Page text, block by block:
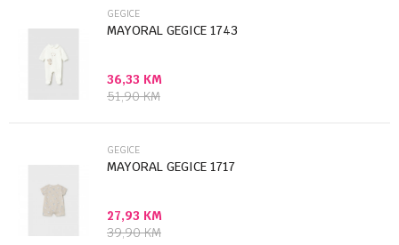
Poruka
Anti-spam zaštita - izračunajte koliko je 4 + 1 :
GEGICE
MAYORAL GEGICE 1743
36,33 KM
51,90KM
GEGICE
MAYORAL GEGICE 1717
27,93 KM
39,90KM